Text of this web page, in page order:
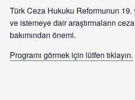
Türk Ceza Hukuku Reformunun 19.
ve istemeye dair araştırmaların
bakımından önemi.
Programı görmek için lütfen tıklayın.